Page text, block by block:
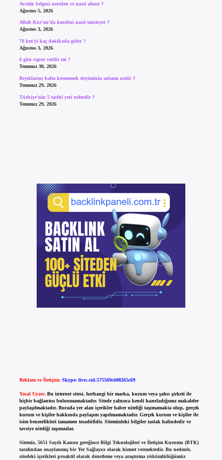
Avcılık belgesi nereden ve nasıl alınır ?
Ağustos 5, 2026
Allah Kur’an’da kendini nasıl tanıtıyor ?
Ağustos 3, 2026
70 km’yi kaç dakikada gider ?
Ağustos 3, 2026
6 gün rapor verilir mi ?
Temmuz 30, 2026
Bıyıklarını balta kesmemek deyiminin anlamı nedir ?
Temmuz 29, 2026
Türkiye’nin 5 tarihi yeri nelerdir ?
Temmuz 29, 2026
Reklam ve İletişim: Skype: live:.cid.575569c608265c69
Yasal Uyarı: Bu internet sitesi, herhangi bir marka, kurum veya şahıs şirketi ile
hiçbir bağlantısı bulunmamaktadır. Sitede yalnızca kendi hazırladığımız makaleler
paylaşılmaktadır. Burada yer alan içerikler haber niteliği taşımamakta olup, gerçek
kurum ve kişiler hakkında paylaşım yapılmamaktadır. Gerçek kurum ve kişiler ile
isim benzerlikleri tamamen tesadüfidir. Sitemizdeki bilgiler taslak halindedir ve
tavsiye niteliği taşımazlar.
Sitemiz, 5651 Sayılı Kanun gereğince Bilgi Teknolojileri ve İletişim Kurumu (BTK)
tarafından onaylanmış bir Yer Sağlayıcı olarak hizmet vermektedir. Bu nedenle,
sitedeki içerikleri proaktif olarak denetleme veya araştırma yükümlülüğümüz